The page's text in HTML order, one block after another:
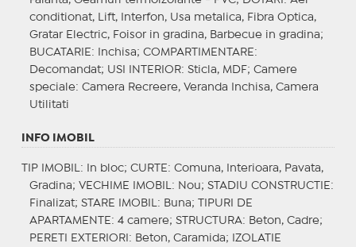
conditionat, Lift, Interfon, Usa metalica, Fibra Optica,
Gratar Electric, Foisor in gradina, Barbecue in gradina;
BUCATARIE : Inchisa; COMPARTIMENTARE :
Decomandat; USI INTERIOR: Sticla, MDF; Camere
speciale: Camera Recreere, Veranda Inchisa, Camera
Utilitati
INFO IMOBIL
TIP IMOBIL : In bloc; CURTE : Comuna, Interioara, Pavata,
Gradina; VECHIME IMOBIL : Nou; STADIU CONSTRUCTIE :
Finalizat; STARE IMOBIL : Buna;
TIPURI DE
APARTAMENTE : 4 camere; STRUCTURA: Beton, Cadre;
PERETI EXTERIORI : Beton, Caramida;
IZOLATIE